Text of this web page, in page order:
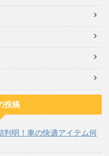
投稿
判明！車の快適アイテム何